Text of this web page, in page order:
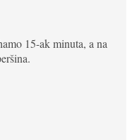
15-ak minuta, a na